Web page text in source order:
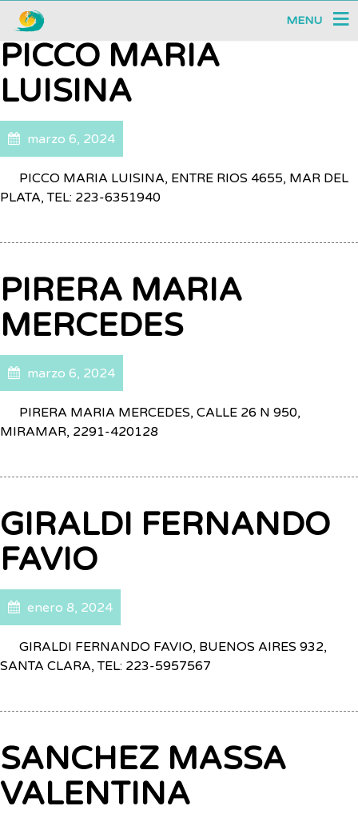
MENU
PICCO MARIA
LUISINA
marzo 6, 2024
PICCO MARIA LUISINA, ENTRE RIOS 4655, MAR DEL
PLATA, TEL: 223-6351940
PIRERA MARIA
MERCEDES
marzo 6, 2024
PIRERA MARIA MERCEDES, CALLE 26 N 950,
MIRAMAR, 2291-420128
GIRALDI FERNANDO
FAVIO
enero 8, 2024
GIRALDI FERNANDO FAVIO, BUENOS AIRES 932,
SANTA CLARA, TEL: 223-5957567
SANCHEZ MASSA
VALENTINA